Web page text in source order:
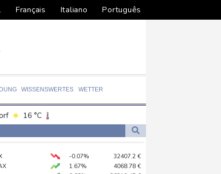
Français Italiano Português
WISSENSWERTES WETTER
16 °C
Drogengewalt an
-0.07% 32407.2 €
1.67% 4068.78 €